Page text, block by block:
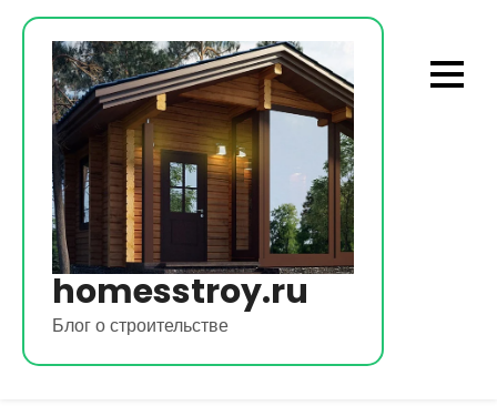
Перейти
содержимому
homesstroy.ru
Блог о строительстве